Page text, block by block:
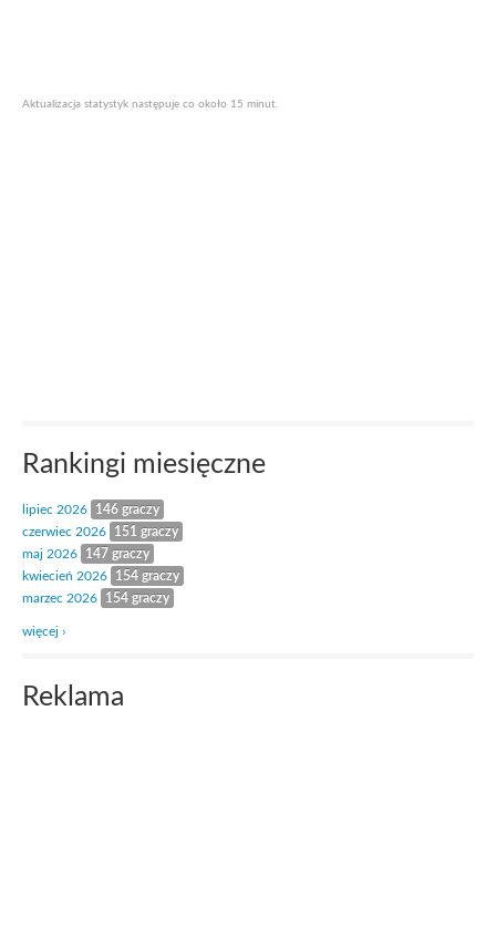
Aktualizacja statystyk następuje co około 15 minut.
Rankingi miesięczne
lipiec 2026
146 graczy
czerwiec 2026
151 graczy
maj 2026
147 graczy
kwiecień 2026
154 graczy
marzec 2026
154 graczy
więcej ›
Reklama